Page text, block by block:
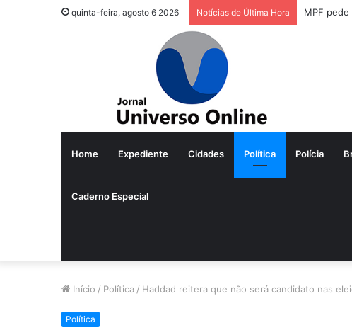
quinta-feira, agosto 6 2026 Notícias de Última Hora MPF
Home Expediente Cidades Política Polícia
Caderno Especial
Início / Política / Haddad reitera que não será candidato nas
Política